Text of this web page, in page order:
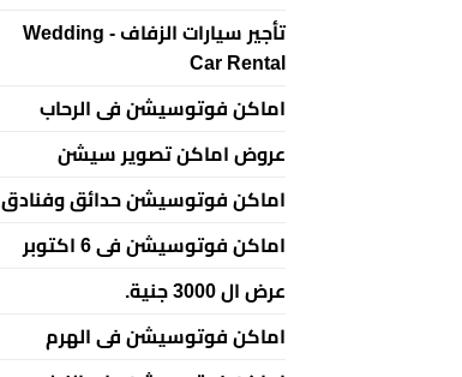
تأجير سيارات الزفاف - Wedding
Car Rental
اماكن فوتوسيشن فى الرحاب
عروض اماكن تصوير سيشن
اماكن فوتوسيشن حدائق وفنادق
اماكن فوتوسيشن فى 6 اكتوبر
عرض ال 3000 جنية.
اماكن فوتوسيشن فى الهرم